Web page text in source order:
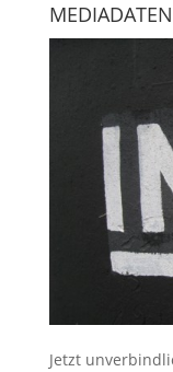
MEDIADATEN
Jetzt